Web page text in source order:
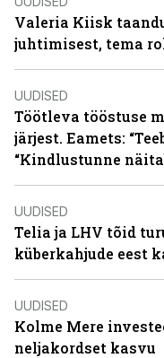
Valeria Kiisk
juhtimisest, tema
UUDISED
Töötleva tööstuse
järjest. Eamets:
“Kindlustunne
UUDISED
Telia ja LHV tõid
küberkahjude eest
UUDISED
Kolme Mere
neljakordset kasvu